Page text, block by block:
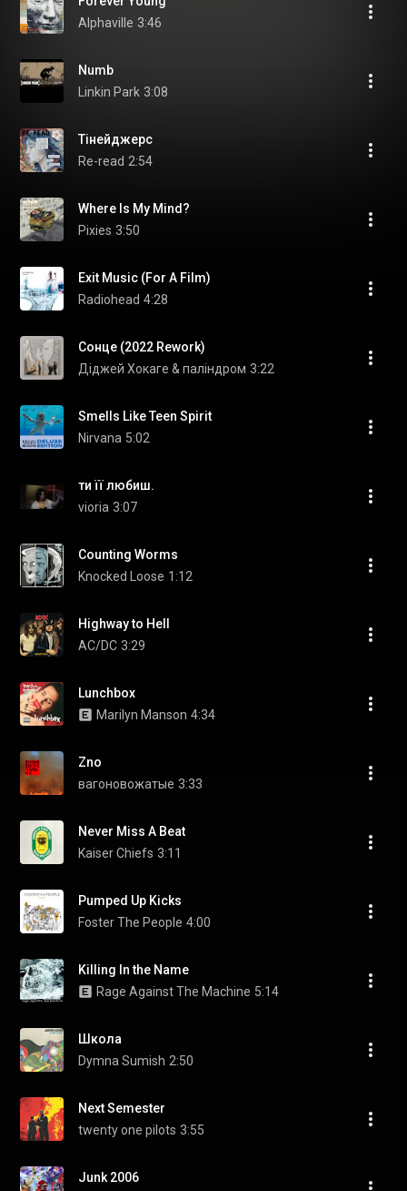
Alphaville 3:46
Numb
Linkin Park 3:08
Тінейджерс
Re-read 2:54
Where Is My Mind?
Pixies 3:50
Exit Music (For A Film)
Radiohead 4:28
Сонце (2022 Rework)
Діджей Хокаге & паліндром 3:22
Smells Like Teen Spirit
Nirvana 5:02
ти її любиш.
vioria 3:07
Counting Worms
Knocked Loose 1:12
Highway to Hell
AC/DC 3:29
Lunchbox
Marilyn Manson 4:34
Zno
вагоновожатые 3:33
Never Miss A Beat
Kaiser Chiefs 3:11
Pumped Up Kicks
Foster The People 4:00
Killing In the Name
Rage Against The Machine 5:14
Школа
Dymna Sumish 2:50
Next Semester
twenty one pilots 3:55
Junk 2006